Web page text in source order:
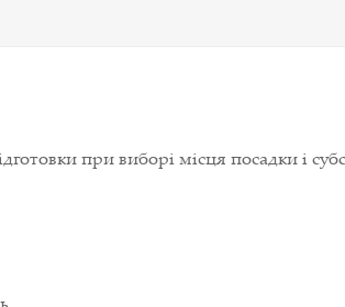
при виборі місця посадки і